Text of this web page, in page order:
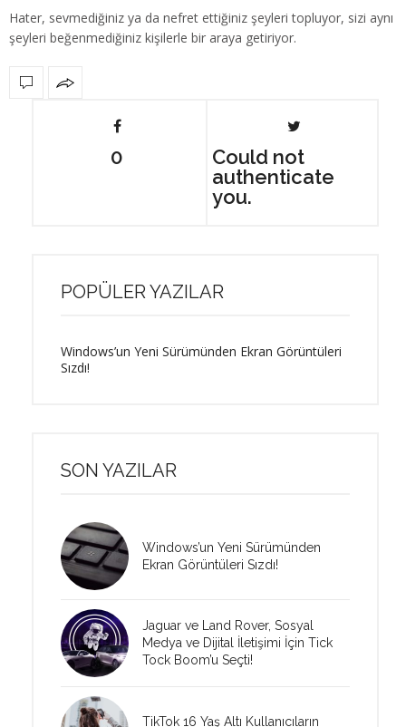
Hater, sevmediğiniz ya da nefret ettiğiniz şeyleri topluyor, sizi aynı
şeyleri beğenmediğiniz kişilerle bir araya getiriyor.
0
Could not
authenticate
you.
POPÜLER YAZILAR
Windows’un Yeni Sürümünden Ekran Görüntüleri
Sızdı!
SON YAZILAR
Windows’un Yeni Sürümünden
Ekran Görüntüleri Sızdı!
Jaguar ve Land Rover, Sosyal
Medya ve Dijital İletişimi İçin Tick
Tock Boom’u Seçti!
TikTok 16 Yaş Altı Kullanıcıların